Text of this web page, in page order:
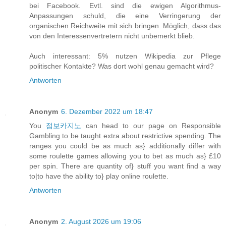
bei Facebook. Evtl. sind die ewigen Algorithmus-
Anpassungen schuld, die eine Verringerung der
organischen Reichweite mit sich bringen. Möglich, dass das
von den Interessenvertretern nicht unbemerkt blieb.
Auch interessant: 5% nutzen Wikipedia zur Pflege
politischer Kontakte? Was dort wohl genau gemacht wird?
Antworten
Anonym 6. Dezember 2022 um 18:47
You 점보카지노
can head to our page on Responsible
Gambling to be taught extra about restrictive spending. The
ranges you could be as much as} additionally differ with
some roulette games allowing you to bet as much as} £10
per spin. There are quantity of} stuff you want find a way
to|to have the ability to} play online roulette.
Antworten
Anonym 2. August 2026 um 19:06